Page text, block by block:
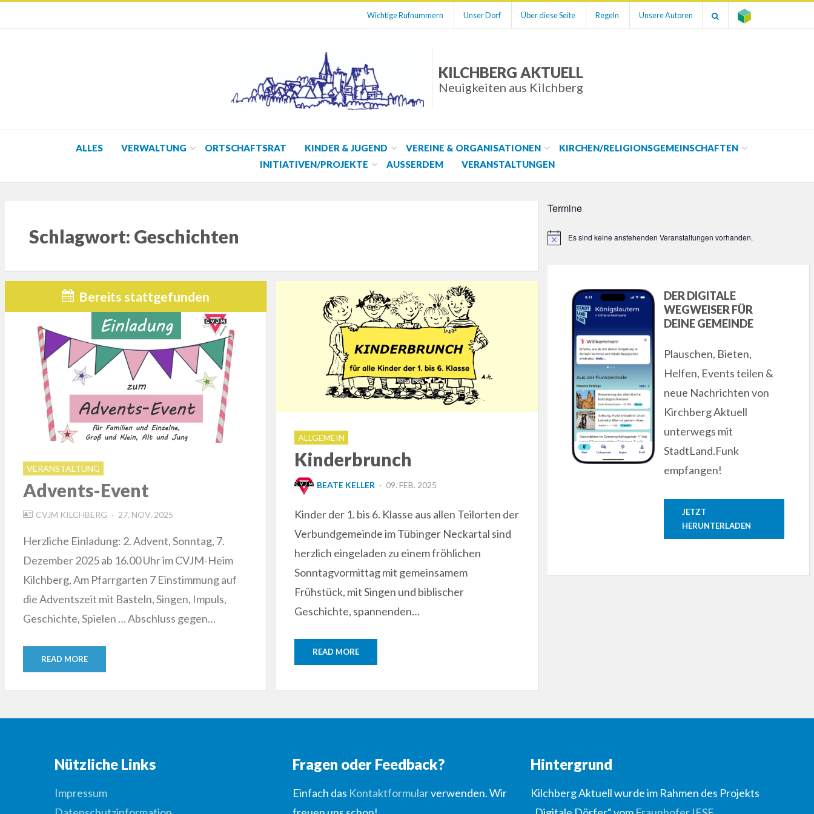
Wichtige Rufnummern Unser Dorf Über diese Seite Regeln Unsere Autoren
KILCHBERG AKTUELL
Neuigkeiten aus Kilchberg
ALLES VERWALTUNG ORTSCHAFTSRAT KINDER & JUGEND VEREINE & ORGANISATIONEN
KIRCHEN/RELIGIONSGEMEINSCHAFTEN
INITIATIVEN/PROJEKTE
AUSSERDEM VERANSTALTUNGEN
Schlagwort: Geschichten
Bereits stattgefunden
VERANSTALTUNG
Advents-Event
CVJM KILCHBERG
POSTED
27. NOV. 2025
Herzliche Einladung: 2. Advent, Sonntag, 7.
Dezember 2025 ab 16.00 Uhr im CVJM-Heim
Kilchberg, Am Pfarrgarten 7 Einstimmung auf
die Adventszeit mit Basteln, Singen, Impuls,
Geschichte, Spielen … Abschluss gegen…
READ MORE
ALLGEMEIN
Kinderbrunch
BEATE KELLER
POSTED
09. FEB. 2025
Kinder der 1. bis 6. Klasse aus allen Teilorten der
Verbundgemeinde im Tübinger Neckartal sind
herzlich eingeladen zu einem fröhlichen
Sonntagvormittag mit gemeinsamem
Frühstück, mit Singen und biblischer
Geschichte, spannenden…
READ MORE
Termine
HinweisEs sind keine anstehenden Veranstaltungen vorhanden.
DER DIGITALE
WEGWEISER FÜR
DEINE GEMEINDE
Plauschen, Bieten,
Helfen, Events teilen &
neue Nachrichten von
Kirchberg Aktuell
unterwegs mit
StadtLand.Funk
empfangen!
JETZT
HERUNTERLADEN
Nützliche Links
Impressum
Fragen oder Feedback?
Einfach das Kontaktformularverwenden. Wir
Hintergrund
Kilchberg Aktuell wurde im Rahmen des Projekts